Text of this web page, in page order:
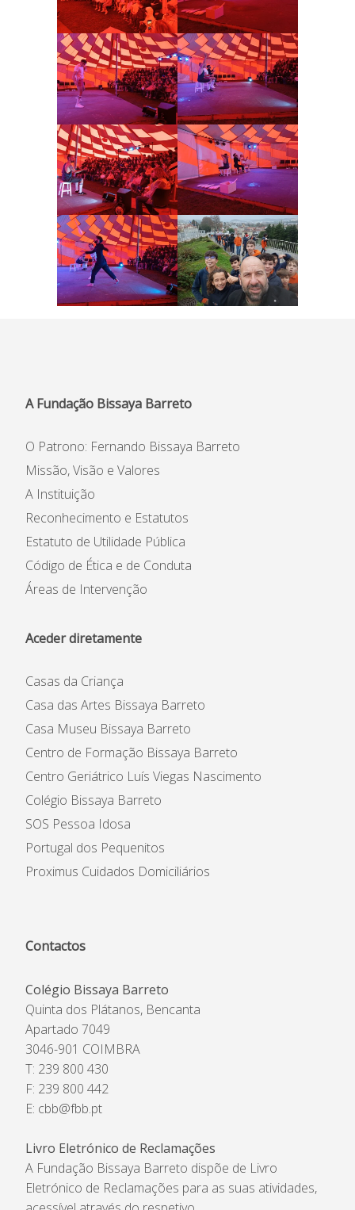
A Fundação Bissaya Barreto
O Patrono: Fernando Bissaya Barreto
Missão, Visão e Valores
A Instituição
Reconhecimento e Estatutos
Estatuto de Utilidade Pública
Código de Ética e de Conduta
Áreas de Intervenção
Aceder diretamente
Casas da Criança
Casa das Artes Bissaya Barreto
Casa Museu Bissaya Barreto
Centro de Formação Bissaya Barreto
Centro Geriátrico Luís Viegas Nascimento
Colégio Bissaya Barreto
SOS Pessoa Idosa
Portugal dos Pequenitos
Proximus Cuidados Domiciliários
Contactos
Colégio Bissaya Barreto
Quinta dos Plátanos, Bencanta
Apartado 7049
3046-901 COIMBRA
T: 239 800 430
F: 239 800 442
E: cbb@fbb.pt
Livro Eletrónico de Reclamações
A Fundação Bissaya Barreto dispõe de Livro
Eletrónico de Reclamações para as suas atividades,